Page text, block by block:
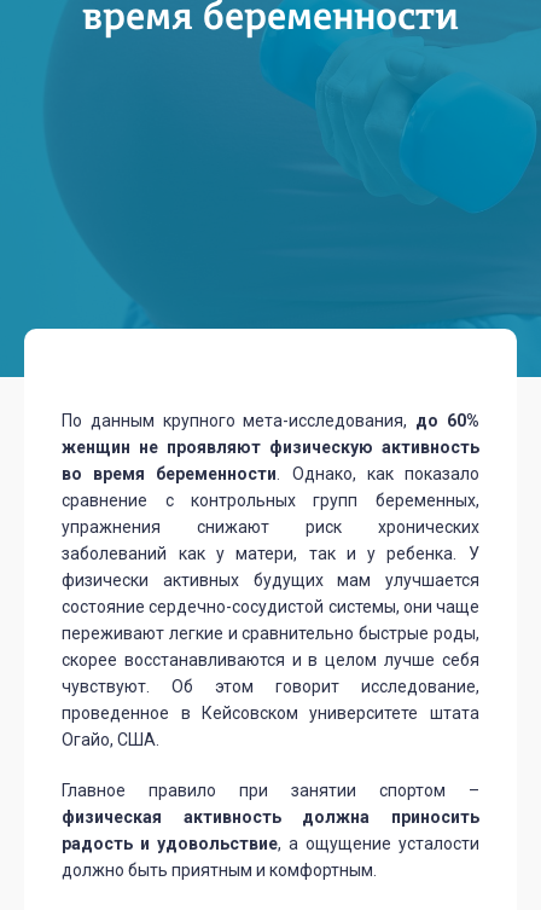
время беременности
По данным крупного мета-исследования, до 60%
женщин не проявляют физическую активность
во время беременности . Однако, как показало
сравнение с контрольных групп беременных,
упражнения снижают риск хронических
заболеваний как у матери, так и у ребенка. У
физически активных будущих мам улучшается
состояние сердечно-сосудистой системы, они чаще
переживают легкие и сравнительно быстрые роды,
скорее восстанавливаются и в целом лучше себя
чувствуют. Об этом говорит исследование,
проведенное в Кейсовском университете штата
Огайо, США.
Главное правило при занятии спортом –
физическая активность должна приносить
радость и удовольствие, а ощущение усталости
должно быть приятным и комфортным.